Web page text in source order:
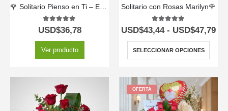
🌹 Solitario Pienso en Ti – Expresa Tus Sentimientos con Elegancia 💖
5.00out of 5
USD$36,78
Ver producto
Solitario con Rosas Marilyn🌹
5.00 out of 5
USD$43,44 - USD$47,79
SELECCIONAR OPCIONES
OFERTA